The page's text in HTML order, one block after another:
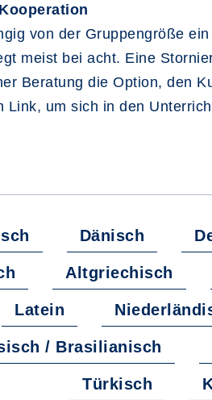
von der Gruppengröße
meist bei acht. Eine
Beratung die Option, den
Link, um sich in den
Dänisch
Altgriechisch
Latein
/ Brasilianisch
Türkisch